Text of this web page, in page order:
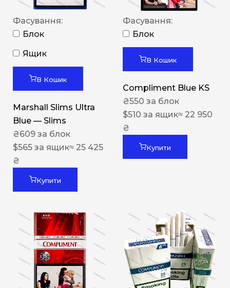
Фасування:
Блок
Ящик
В Кошик
Marshall Slims Ultra
Blue — Slims
₴609 за блок
$565 за ящик≈ 25 425
₴
Купити
Фасування:
Блок
В Кошик
Compliment Blue KS
₴550 за блок
$510 за ящик≈ 22 950
₴
Купити